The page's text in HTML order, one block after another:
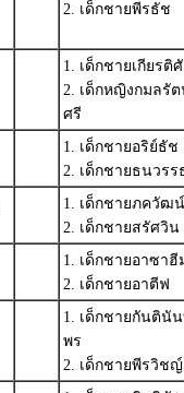
2. เด็กชายพีรธัช
1. เด็กชายเกียร
2. เด็กหญิงกมล
ศรี
1. เด็กชายอริย์ธั
2. เด็กชายธนวร
1. เด็กชายภควั
2. เด็กชายสรัศ
1. เด็กชายอาซ
2. เด็กชายอาตี
1. เด็กชายกันติ
พร
2. เด็กชายพีรวิช